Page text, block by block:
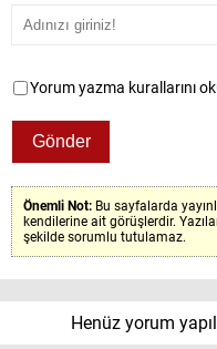
Yorum yazma kurallarını
Önemli Not: Bu sayfalarda
kendilerine ait görüşlerdir.
şekilde sorumlu tutulamaz.
Henüz yorum